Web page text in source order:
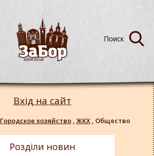
Вхід на сайт
Городское хозяйство , ЖКХ , Общество
Розділи новин